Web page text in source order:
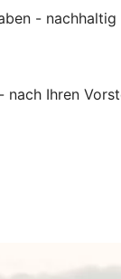
-
Ihren